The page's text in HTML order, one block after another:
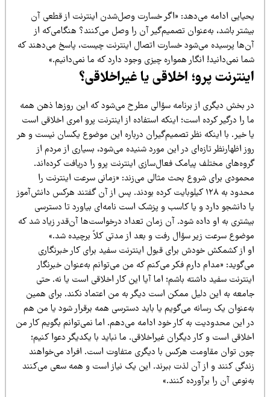
ادامه می‌دهد: «اگر خسارت وصل‌شدن اینترنت از قطعی آن
باشد، به‌عنوان تصمیم‌گیر آن را وصل می‌کنند؟ هنگامی‌که از
پرسیده می‌شود خسارت اتصال اینترنت چیست، پاسخ می‌دهند که
نمی‌دانید! انگار همواره چیزی وجود دارد که ما نمی‌دانیم.»
پرو؛ اخلاقی یا غیراخلاقی؟
بخش دیگری از برنامه سؤالی مطرح می‌شود که این روزها ذهن همه
را درگیر کرده است؛ اینکه استفاده از اینترنت پرو امری اخلاقی است
خیر. با اینکه نظر تصمیم‌گیران درباره این موضوع یکسان نیست و هر
اظهارنظر تازه‌ای در این مورد شنیده می‌شود، بسیاری از مردم از
مختلف پیامک فعال‌سازی اینترنت پرو را دریافت کرده‌اند.
برای شروع بحث مثالی می‌زند: «زمانی سرعت اینترنت را
محدود به ۱۲۸ کیلوبایت کرده بودند. پس از آن گفتند هرکس دانش‌آموز
دانشجو دارد و یا کاسب و پزشک است نامه‌ای بیاورد تا دسترسی
به او داده شود. آن زمان تعداد درخواست‌ها آن‌قدر زیاد شد که
سرعت زیر سؤال رفت و بعد از مدتی کلاً برچیده شد.»
از کشمکش خودش برای قبول اینترنت سفید برای کار خبرنگاری
«مدام دارم فکر می‌کنم که من می‌توانم به‌عنوان خبرنگار
سفید داشته باشم؛ اما آیا این کار اخلاقی است یا نه. حتی
به این دلیل ممکن است دیگر به من اعتماد نکند. برای همین
یک رسانه می‌گویم یا باید دسترسی همه برقرار شود یا من هم
این محدودیت به کار خود ادامه می‌دهم. اما نمی‌توانم بگویم کار من
است و کار دیگران غیراخلاقی. ما نباید با یکدیگر دعوا کنیم؛
توان مقاومت هرکس با دیگری متفاوت است. افراد می‌خواهند
کنند و از آن لذت ببرند. این یک نیاز است و همه سعی می‌کنند
آن را برآورده کنند.»